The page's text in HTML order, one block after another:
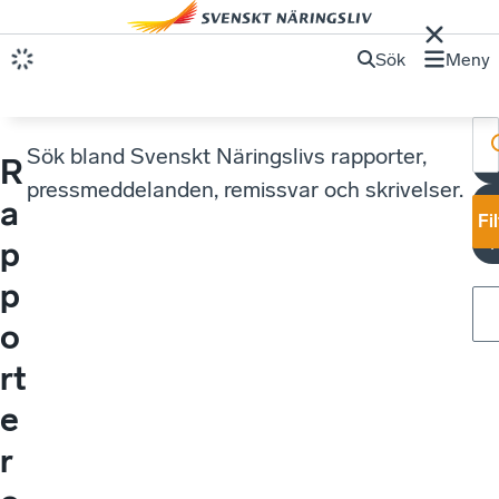
Sök Meny
R
a
p
p
o
rt
e
r
Sök bland Svenskt Näringslivs rapporter,
pressmeddelanden, remissvar och skrivelser.